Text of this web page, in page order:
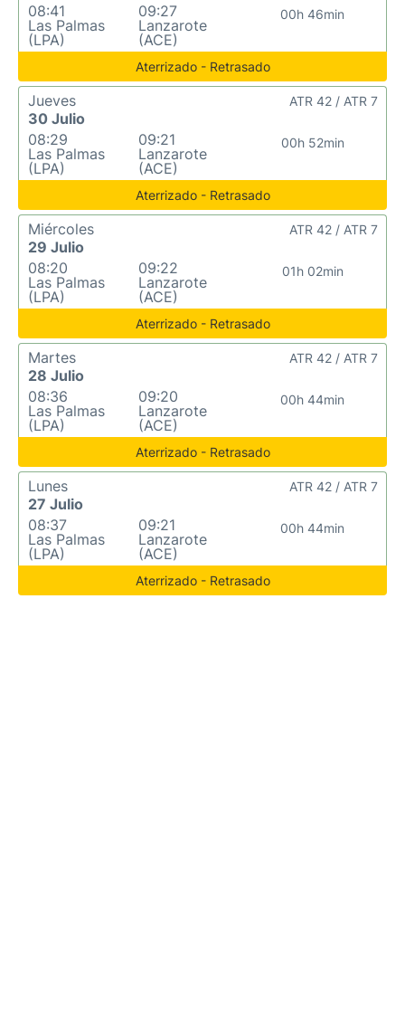
08:41
Las Palmas
(LPA)
09:27
Lanzarote
(ACE)
00h 46min
Aterrizado - Retrasado
Jueves
30 Julio
08:29
Las Palmas
(LPA)
09:21
Lanzarote
(ACE)
00h 52min
ATR 42 / ATR 7
Aterrizado - Retrasado
Miércoles
29 Julio
08:20
Las Palmas
(LPA)
09:22
Lanzarote
(ACE)
01h 02min
ATR 42 / ATR 7
Aterrizado - Retrasado
Martes
28 Julio
08:36
Las Palmas
(LPA)
09:20
Lanzarote
(ACE)
00h 44min
ATR 42 / ATR 7
Aterrizado - Retrasado
Lunes
27 Julio
08:37
Las Palmas
(LPA)
09:21
Lanzarote
(ACE)
00h 44min
ATR 42 / ATR 7
Aterrizado - Retrasado